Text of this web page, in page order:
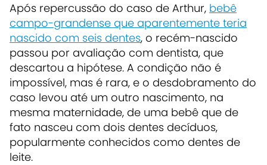
Após repercussão do caso de Arthur, bebê
campo-grandense que aparentemente teria
nascido com seis dentes, o recém-nascido
passou por avaliação com dentista, que
descartou a hipótese. A condição não é
impossível, mas é rara, e o desdobramento do
caso levou até um outro nascimento, na
mesma maternidade, de uma bebê que de
fato nasceu com dois dentes decíduos,
popularmente conhecidos como dentes de
leite.